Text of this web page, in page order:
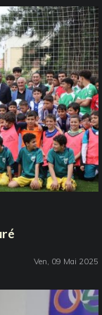
Ven, 09 Mai 2025